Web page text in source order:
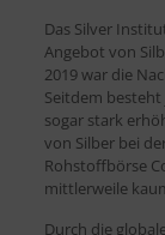
Das Silver
Angebot von
2019 war die
Seitdem besteht
sogar stark
von Silber bei
Rohstoffbörse
mittlerweile
Durch die